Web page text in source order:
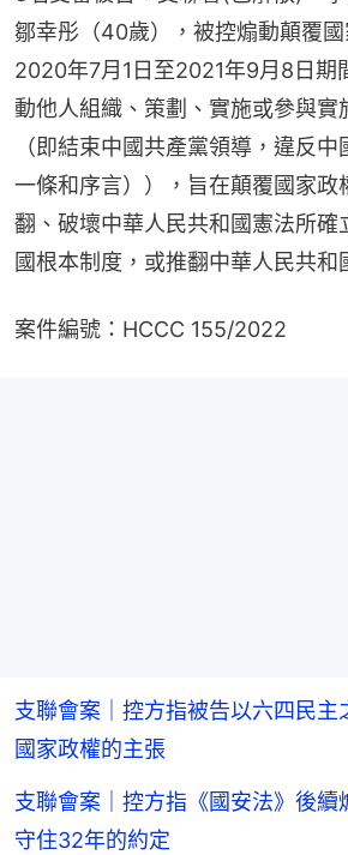
鄒幸彤（40歲），被控煽動顛覆
2020年7月1日至2021年9月8日期
動他人組織、策劃、實施或參與實
（即結束中國共產黨領導，違反
一條和序言）），旨在顛覆國家政
翻、破壞中華人民共和國憲法所確
國根本制度，或推翻中華人民共和
案件編號：HCCC 155/2022
支聯會案｜控方指被告以六四民
國家政權的主張
支聯會案｜控方指《國安法》後
守住32年的約定